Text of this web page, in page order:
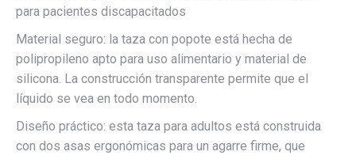
para pacientes discapacitados
Material seguro: la taza con popote está hecha de
polipropileno apto para uso alimentario y material de
silicona. La construcción transparente permite que el
líquido se vea en todo momento.
Diseño práctico: esta taza para adultos está construida
con dos asas ergonómicas para un agarre firme, que